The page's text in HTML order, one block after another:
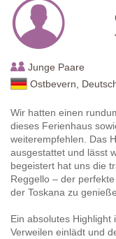
Junge Paare
Ostbevern,
Wir hatten einen
dieses Ferienhaus
weiterempfehlen. Das
ausgestattet und lässt
begeistert hat uns die
Reggello – der
der Toskana zu
Ein absolutes Highlight
Verweilen einlädt und